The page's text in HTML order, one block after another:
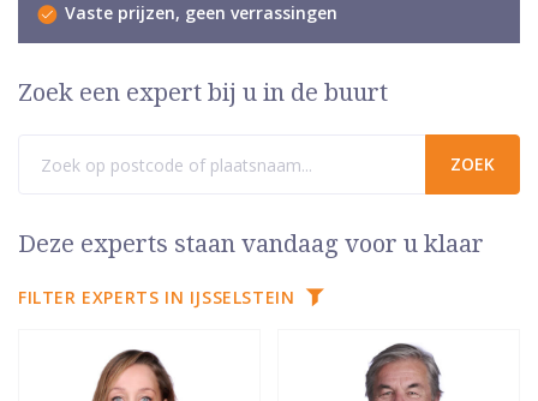
Vaste prijzen, geen verrassingen
Zoek een expert bij u in de buurt
Deze experts staan vandaag voor u klaar
FILTER EXPERTS IN IJSSELSTEIN